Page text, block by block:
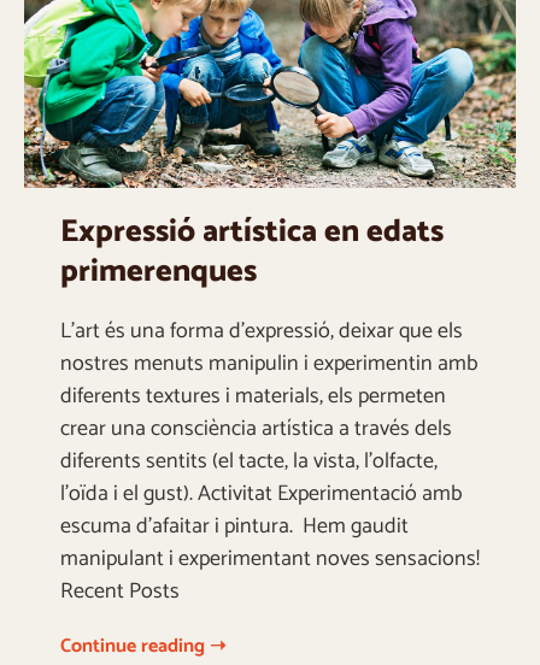
Expressió artística en edats
primerenques
L’art és una forma d’expressió, deixar que els
nostres menuts manipulin i experimentin amb
diferents textures i materials, els permeten
crear una consciència artística a través dels
diferents sentits (el tacte, la vista, l’olfacte,
l’oïda i el gust). Activitat Experimentació amb
escuma d’afaitar i pintura. Hem gaudit
manipulant i experimentant noves sensacions!
Recent Posts
Continue reading ➝